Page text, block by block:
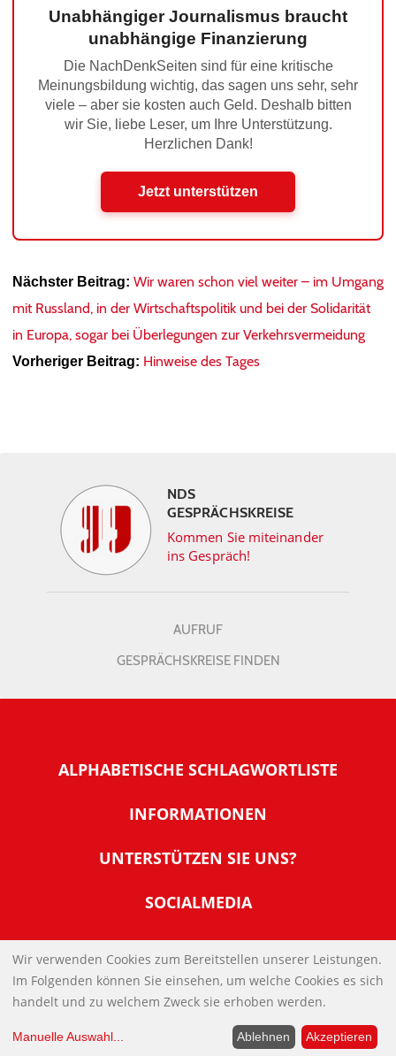
Unabhängiger Journalismus braucht
unabhängige Finanzierung
Die NachDenkSeiten sind für eine kritische
Meinungsbildung wichtig, das sagen uns sehr, sehr
viele – aber sie kosten auch Geld. Deshalb bitten
wir Sie, liebe Leser, um Ihre Unterstützung.
Herzlichen Dank!
Jetzt unterstützen
Nächster Beitrag: Wir waren schon viel weiter – im Umgang
mit Russland, in der Wirtschaftspolitik und bei der Solidarität
in Europa, sogar bei Überlegungen zur Verkehrsvermeidung
Vorheriger Beitrag: Hinweise des Tages
NDS
GESPRÄCHSKREISE
Kommen Sie miteinander
ins Gespräch!
AUFRUF
GESPRÄCHSKREISE FINDEN
ALPHABETISCHE SCHLAGWORTLISTE
INFORMATIONEN
Warum NachDenkSeiten
Tipps zur Nutzung der NachDenkSeiten
Banner und E-Mail-Signaturen
Links
Kontakt
Impressum
UNTERSTÜTZEN SIE UNS?
Werden Sie Fördermitglied
Spenden Sie Online
SOCIALMEDIA
IMPRESSUM
DATENSCHUTZERKLÄRUNG
Wir verwenden Cookies zum Bereitstellen unserer Leistungen.
Im Folgenden können Sie einsehen, um welche Cookies es sich
handelt und zu welchem Zweck sie erhoben werden.
Manuelle Auswahl... Ablehnen Akzeptieren